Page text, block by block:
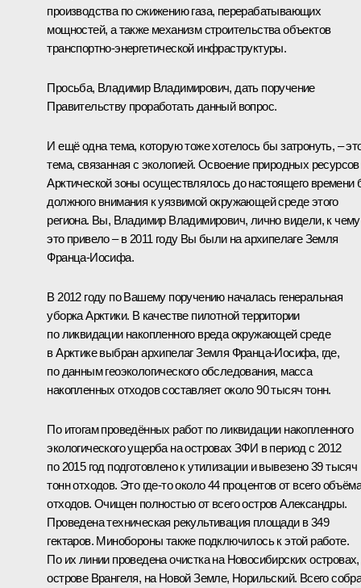
производства по сжижению газа, перерабатывающих
мощностей, а также механизм строительства объектов
транспортно-энергетической инфраструктуры.
Просьба, Владимир Владимирович, дать поручение
Правительству проработать данный вопрос.
И ещё одна тема, которую тоже хотелось бы затронуть, –
тема, связанная с экологией. Освоение природных ресурсов
Арктической зоны осуществлялось до настоящего времени
должного внимания к уязвимой окружающей среде этого
региона. Вы, Владимир Владимирович, лично видели, к чему
это привело – в 2011 году Вы были на архипелаге Земля
Франца-Иосифа.
В 2012 году по Вашему поручению началась генеральная
уборка Арктики. В качестве пилотной территории
по ликвидации накопленного вреда окружающей среде
в Арктике выбран архипелаг Земля Франца-Иосифа, где,
по данным геоэкологического обследования, масса
накопленных отходов составляет около 90 тысяч тонн.
По итогам проведённых работ по ликвидации накопленного
экологического ущерба на островах ЗФИ в период с 2012
по 2015 год подготовлено к утилизации и вывезено 39 тысяч
тонн отходов. Это где‑то около 44 процентов от всего объёма
отходов. Очищен полностью от всего остров Александры.
Проведена техническая рекультивация площади в 349
гектаров. Минобороны также подключилось к этой работе.
По их линии проведена очистка на Новосибирских островах,
острове Врангеля, на Новой Земле, Норильский. Всего